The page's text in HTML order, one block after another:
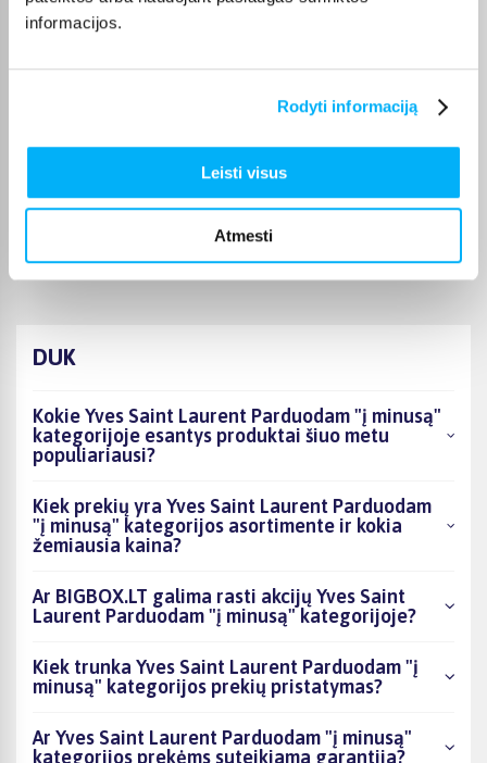
informacijos.
Rodyti informaciją
Leisti visus
Atmesti
Puiki kaina ir greitis, viršijo deklaruojamus.
DUK
Kokie Yves Saint Laurent Parduodam "į minusą"
kategorijoje esantys produktai šiuo metu
populiariausi?
Kiek prekių yra Yves Saint Laurent Parduodam
"į minusą" kategorijos asortimente ir kokia
žemiausia kaina?
Ar BIGBOX.LT galima rasti akcijų Yves Saint
Laurent Parduodam "į minusą" kategorijoje?
Kiek trunka Yves Saint Laurent Parduodam "į
minusą" kategorijos prekių pristatymas?
Ar Yves Saint Laurent Parduodam "į minusą"
kategorijos prekėms suteikiama garantija?